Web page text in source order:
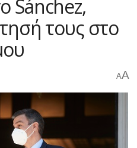
Sánchez,
τους στο
AA